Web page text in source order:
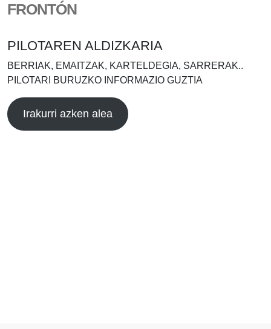
FRONTÓN
PILOTAREN ALDIZKARIA
BERRIAK, EMAITZAK, KARTELDEGIA, SARRERAK..
PILOTARI BURUZKO INFORMAZIO GUZTIA
Irakurri azken alea